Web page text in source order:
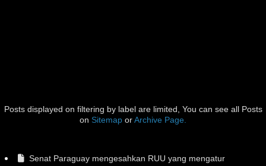
Posts displayed on filtering by label are limited, You can see all Posts
on Sitemap orArchive Page.
Senat Paraguay mengesahkan RUU yang mengatur